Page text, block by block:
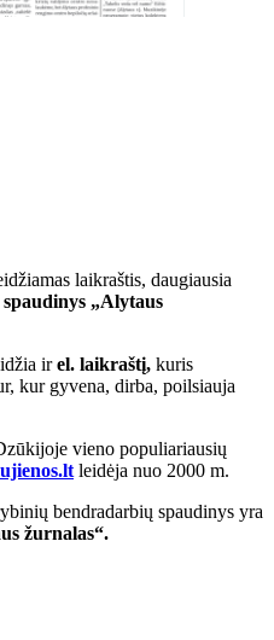
laikraštis, daugiausia
spaudinys „Alytaus
irel. laikraštį, kuris
kur gyvena, dirba, poilsiauja
vieno populiariausių
leidėja nuo 2000 m.
bendradarbių spaudinys yra
žurnalas“.